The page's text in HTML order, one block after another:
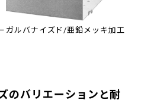
ガルバナイズド/亜鉛メッキ加工
のバリエーションと耐